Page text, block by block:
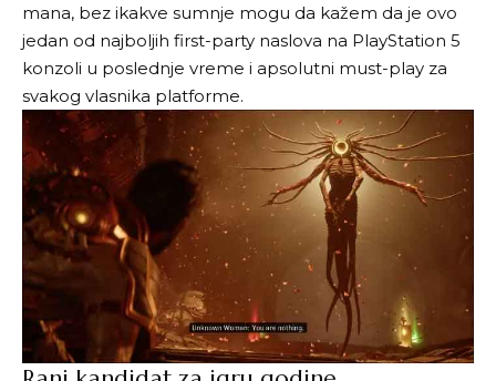
mana, bez ikakve sumnje mogu da kažem da je ovo
jedan od najboljih first-party naslova na PlayStation 5
konzoli u poslednje vreme i apsolutni must-play za
svakog vlasnika platforme.